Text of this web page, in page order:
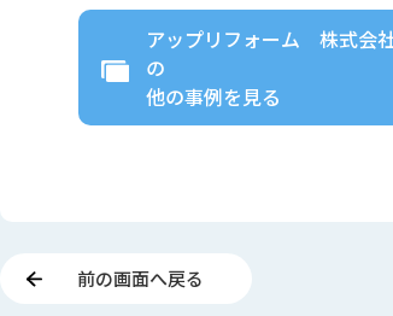
アップリフォーム 株式会
の
他の事例を見る
前の画面へ戻る